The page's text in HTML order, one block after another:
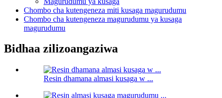
Chombo cha kutengeneza miti kusaga magurudumu
Chombo cha kutengeneza magurudumu ya kusaga
magurudumu
Bidhaa zilizoangaziwa
Resin dhamana almasi kusaga w ...